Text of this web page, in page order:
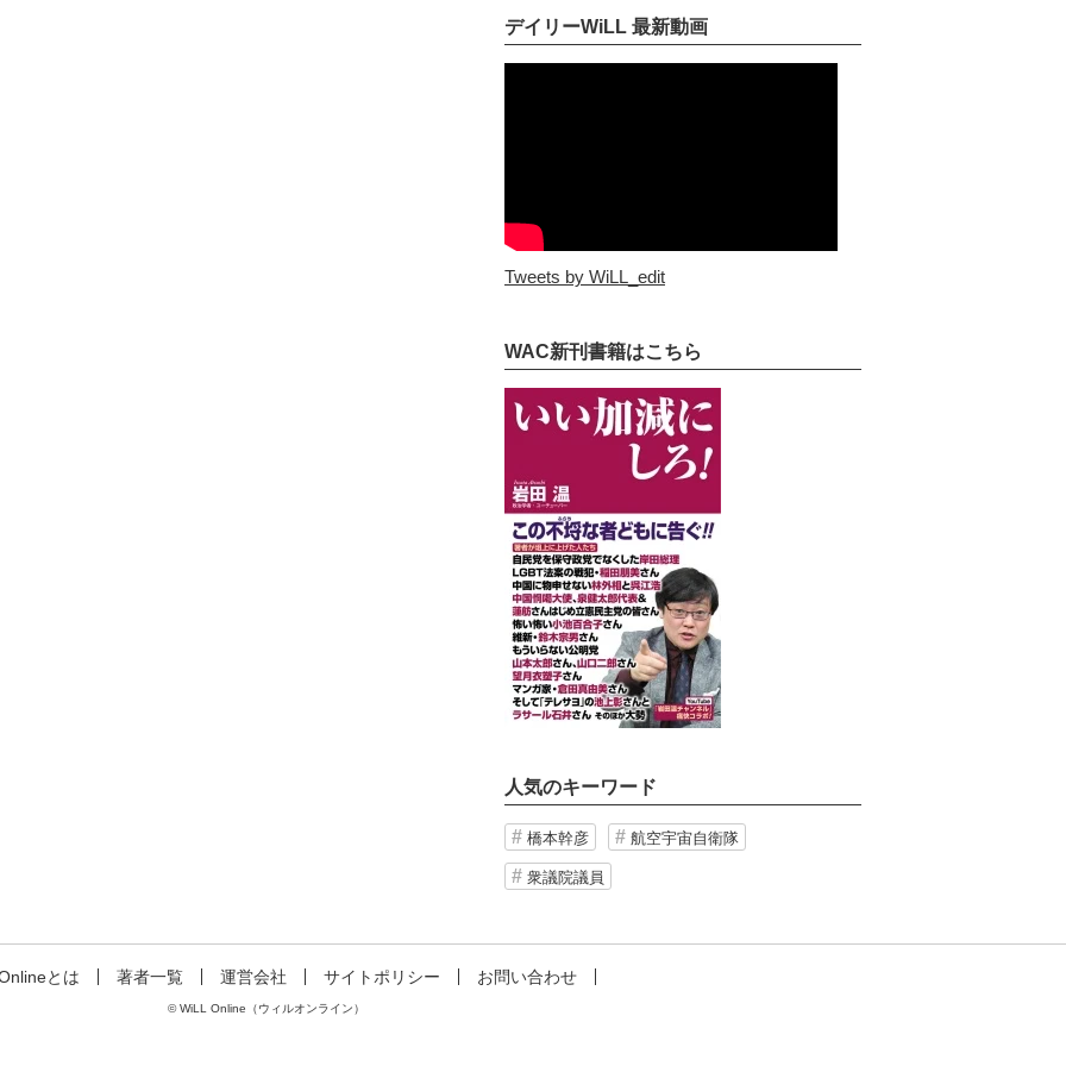
デイリーWiLL 最新動画
Tweets by WiLL_edit
WAC新刊書籍はこちら
人気のキーワード
橋本幹彦 航空宇宙自衛隊
衆議院議員
とは 著者一覧 運営会社 サイトポリシー お問い合わせ
© WiLL Online（ウィルオンライン）